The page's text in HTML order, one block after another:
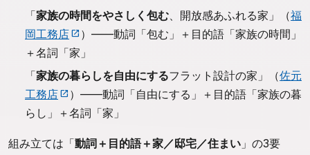
「家族の時間をやさしく包む 、開放感あふれる家」（福
岡工務店
）——動詞「包む」＋目的語「家族の時間」
＋名詞「家」
「家族の暮らしを自由にするフラット設計の家」（佐元
工務店
）——動詞「自由にする」＋目的語「家族の暮
らし」＋名詞「家」
組み立ては「動詞＋目的語＋家／邸宅／住まい 」の3要